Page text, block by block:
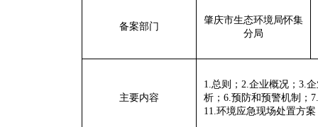
备案部门
肇庆市生态环境局怀集
分局
主要内容
1. 总则； 2. 企业概况； 3.
析； 6. 预防和预警机制； 7.
11. 环境应急现场处置方案